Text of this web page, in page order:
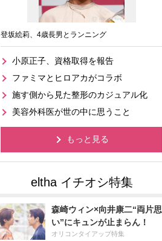
登坂絵莉、4歳長男とランニング
小原正子、資格取得を報告
ファミマとヒロアカがコラボ
施す側から見た整形のカジュアル化
美容外科医が世の中に思うこと
もっと見る
森崎ウィン×向井康二“両片思
い”にキュンが止まらん！
オリコンタイアップ特集